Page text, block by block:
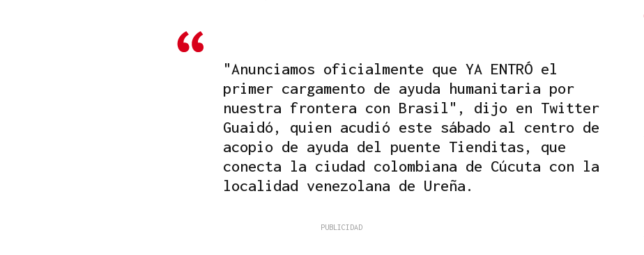
"Anunciamos oficialmente que YA ENTRÓ el
primer cargamento de ayuda humanitaria por
nuestra frontera con Brasil", dijo en Twitter
Guaidó, quien acudió este sábado al centro de
acopio de ayuda del puente Tienditas, que
conecta la ciudad colombiana de Cúcuta con la
localidad venezolana de Ureña.